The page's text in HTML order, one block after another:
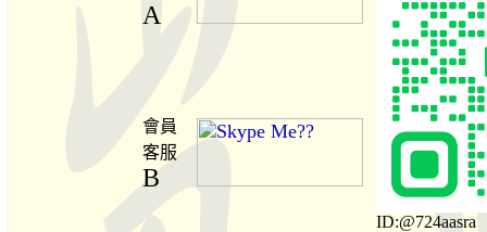
A
ID:@724aasra
會員
客服
B